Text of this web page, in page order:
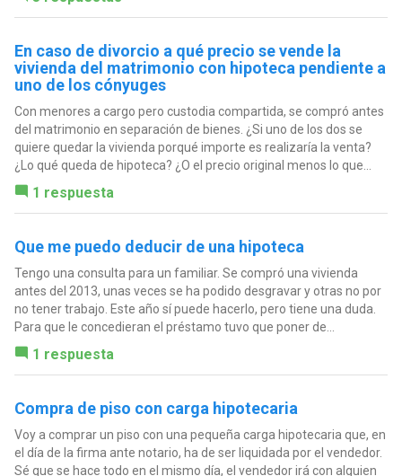
En caso de divorcio a qué precio se vende la
vivienda del matrimonio con hipoteca pendiente a
uno de los cónyuges
Con menores a cargo pero custodia compartida, se compró antes
del matrimonio en separación de bienes. ¿Si uno de los dos se
quiere quedar la vivienda porqué importe es realizaría la venta?
¿Lo qué queda de hipoteca? ¿O el precio original menos lo que...
1 respuesta
Que me puedo deducir de una hipoteca
Tengo una consulta para un familiar. Se compró una vivienda
antes del 2013, unas veces se ha podido desgravar y otras no por
no tener trabajo. Este año sí puede hacerlo, pero tiene una duda.
Para que le concedieran el préstamo tuvo que poner de...
1 respuesta
Compra de piso con carga hipotecaria
Voy a comprar un piso con una pequeña carga hipotecaria que, en
el día de la firma ante notario, ha de ser liquidada por el vendedor.
Sé que se hace todo en el mismo día, el vendedor irá con alguien